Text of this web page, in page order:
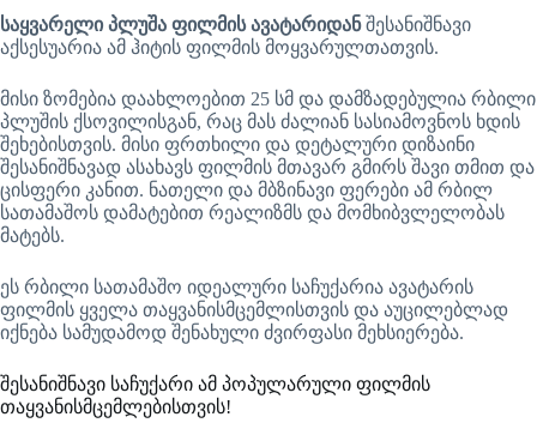
საყვარელი პლუშა ფილმის ავატარიდანშესანიშნავი
აქსესუარია ამ ჰიტის ფილმის მოყვარულთათვის.
მისი ზომებია დაახლოებით 25 სმ და დამზადებულია რბილი
პლუშის ქსოვილისგან, რაც მას ძალიან სასიამოვნოს ხდის
შეხებისთვის. მისი ფრთხილი და დეტალური დიზაინი
შესანიშნავად ასახავს ფილმის მთავარ გმირს შავი თმით და
ცისფერი კანით. ნათელი და მბზინავი ფერები ამ რბილ
სათამაშოს დამატებით რეალიზმს და მომხიბვლელობას
მატებს.
ეს რბილი სათამაშო იდეალური საჩუქარია ავატარის
ფილმის ყველა თაყვანისმცემლისთვის და აუცილებლად
იქნება სამუდამოდ შენახული ძვირფასი მეხსიერება.
შესანიშნავი საჩუქარი ამ პოპულარული ფილმის
თაყვანისმცემლებისთვის!